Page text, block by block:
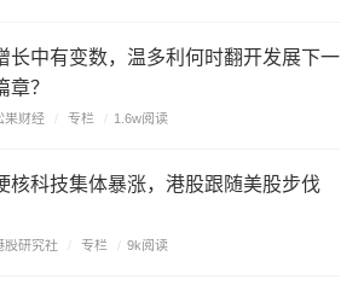
长中有变数，温多利何时翻开发展下一
章？
果财经 / 专栏 / 1.6w阅读
核科技集体暴涨，港股跟随美股步伐
股研究社 / 专栏 / 9k阅读